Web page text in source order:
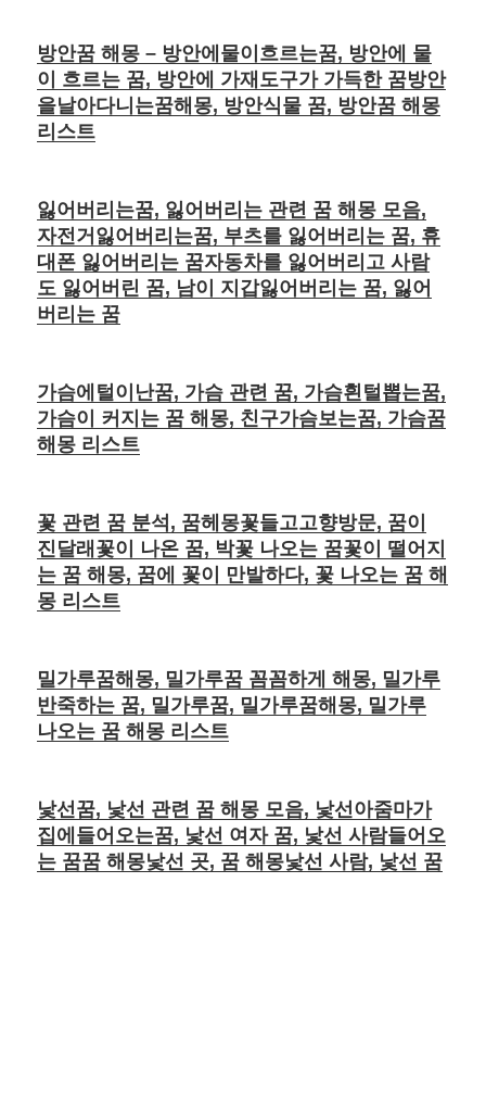
방안꿈 해몽 – 방안에물이흐르는꿈, 방안에 물
이 흐르는 꿈, 방안에 가재도구가 가득한 꿈방안
을날아다니는꿈해몽, 방안식물 꿈, 방안꿈 해몽
리스트
잃어버리는꿈, 잃어버리는 관련 꿈 해몽 모음,
자전거잃어버리는꿈, 부츠를 잃어버리는 꿈, 휴
대폰 잃어버리는 꿈자동차를 잃어버리고 사람
도 잃어버린 꿈, 남이 지갑잃어버리는 꿈, 잃어
버리는 꿈
가슴에털이난꿈, 가슴 관련 꿈, 가슴흰털뽑는꿈,
가슴이 커지는 꿈 해몽, 친구가슴보는꿈, 가슴꿈
해몽 리스트
꽃 관련 꿈 분석, 꿈헤몽꽃들고고향방문, 꿈이
진달래꽃이 나온 꿈, 박꽃 나오는 꿈꽃이 떨어지
는 꿈 해몽, 꿈에 꽃이 만발하다, 꽃 나오는 꿈 해
몽 리스트
밀가루꿈해몽, 밀가루꿈 꼼꼼하게 해몽, 밀가루
반죽하는 꿈, 밀가루꿈, 밀가루꿈해몽, 밀가루
나오는 꿈 해몽 리스트
낯선꿈, 낯선 관련 꿈 해몽 모음, 낯선아줌마가
집에들어오는꿈, 낯선 여자 꿈, 낯선 사람들어오
는 꿈꿈 해몽낯선 곳, 꿈 해몽낯선 사람, 낯선 꿈